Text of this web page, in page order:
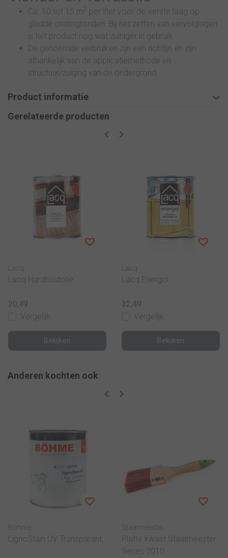
Ca. 10 tot 15 m2
per liter voor de eerste laag op
gladde ondergronden. Bij het zetten van vervolglagen
is het product nog wat zuiniger in gebruik.
De genoemde verbruiken zijn een richtlijn en zijn
afhankelijk van de applicatiemethode en
structuur/zuiging van de ondergrond.
Product informatie
Gerelateerde producten
Lacq
Lacq Hardhoutolie
20,49
Vergelijk
Bekijken
Lacq
Lacq Energol
32,49
Vergelijk
Bekijken
Anderen kochten ook
Böhme
LignoStain UV Transparant
Staalmeester
Platte kwast Staalmeester
Series 2010